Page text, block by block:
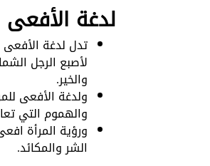
لدغة
تدل لدغة الأفعى
لأصبع الرجل
والخير.
ولدغة الأفعى
والهموم التي
ورؤية المرأة
الشر والمكائد.